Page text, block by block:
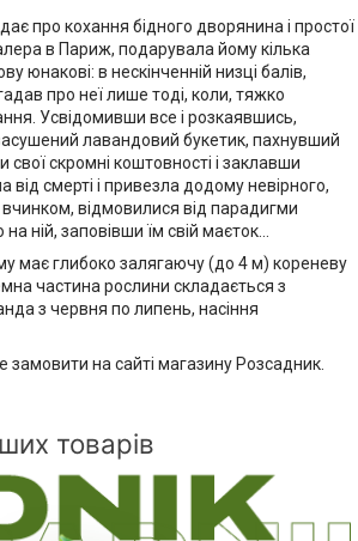
про кохання бідного дворянина і простої
в Париж, подарувала йому кілька
юнакові: в нескінченній низці балів,
про неї лише тоді, коли, тяжко
Усвідомивши все і розкаявшись,
лавандовий букетик, пахнувший
скромні коштовності і заклавши
смерті і привезла додому невірного,
відмовилися від парадигми
ній, заповівши їм свій маєток...
має глибоко залягаючу (до 4 м) кореневу
частина рослини складається з
з червня по липень, насіння
на сайті магазину Розсадник.
товарів